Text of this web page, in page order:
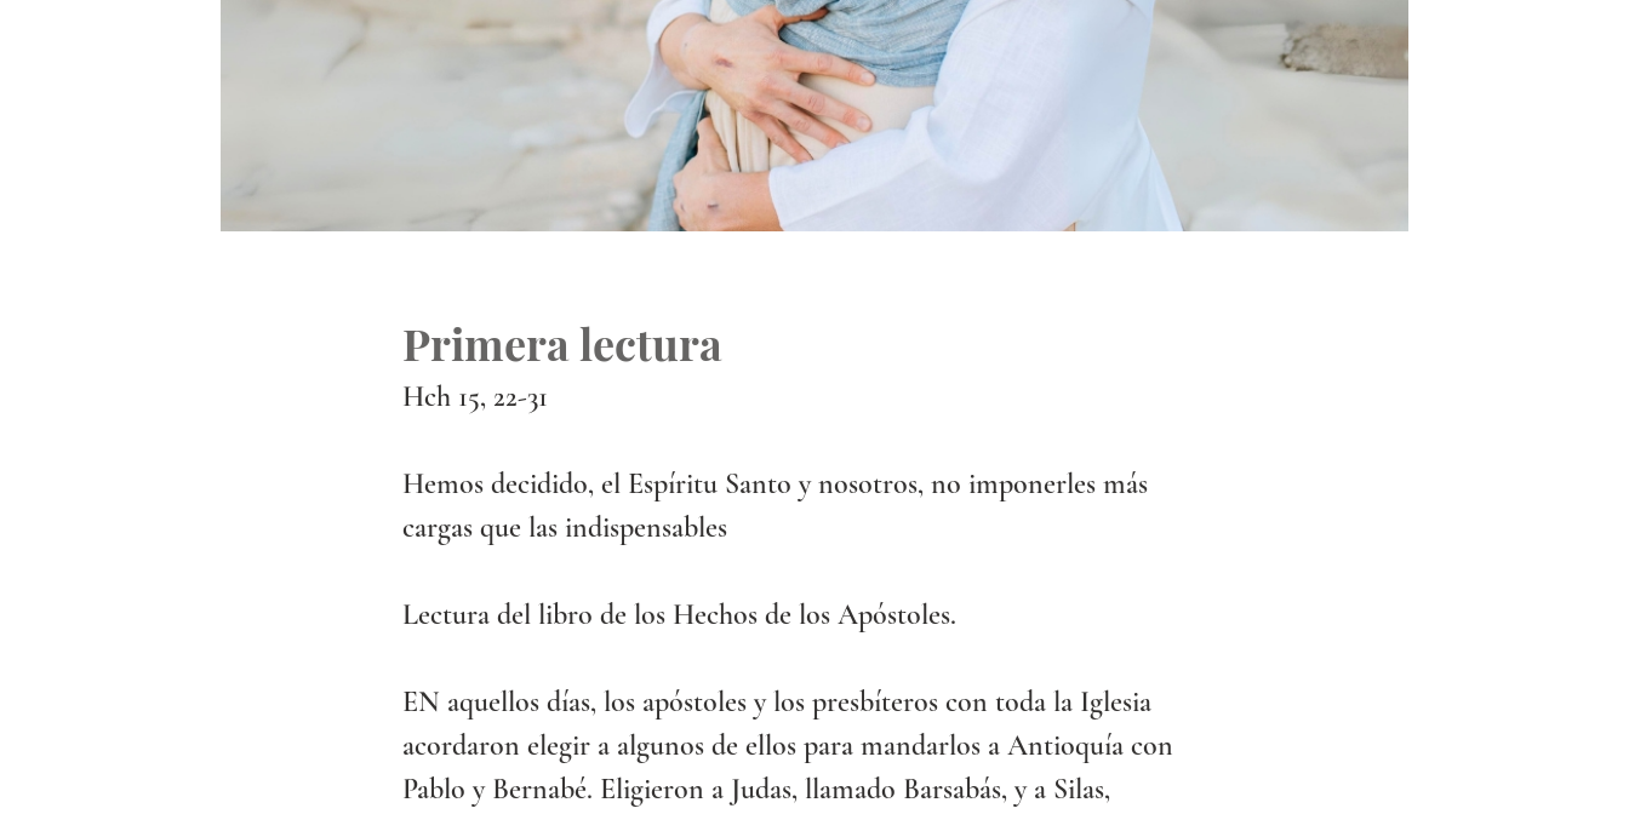
Primera lectura
Hch 15, 22-31
Hemos decidido, el Espíritu Santo y nosotros, no imponerles más
cargas que las indispensables
Lectura del libro de los Hechos de los Apóstoles.
EN aquellos días, los apóstoles y los presbíteros con toda la Iglesia
acordaron elegir a algunos de ellos para mandarlos a Antioquía con
Pablo y Bernabé. Eligieron a Judas, llamado Barsabás, y a Silas,